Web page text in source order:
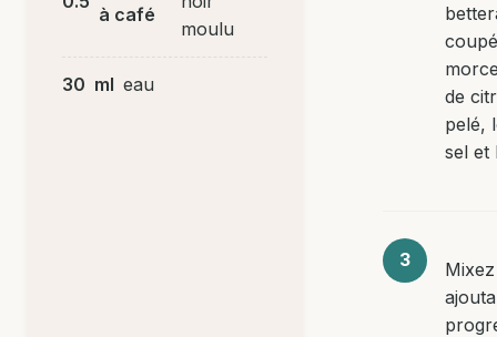
à café
moulu
30 ml eau
de
pelé,
sel et